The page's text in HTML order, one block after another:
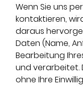
Wenn Sie uns
kontaktieren,
daraus
Daten (Name,
Bearbeitung
und verarbeitet.
ohne Ihre